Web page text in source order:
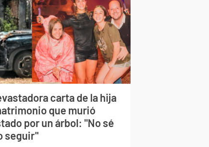
carta de la hija
que murió
por un árbol: "No sé
seguir"